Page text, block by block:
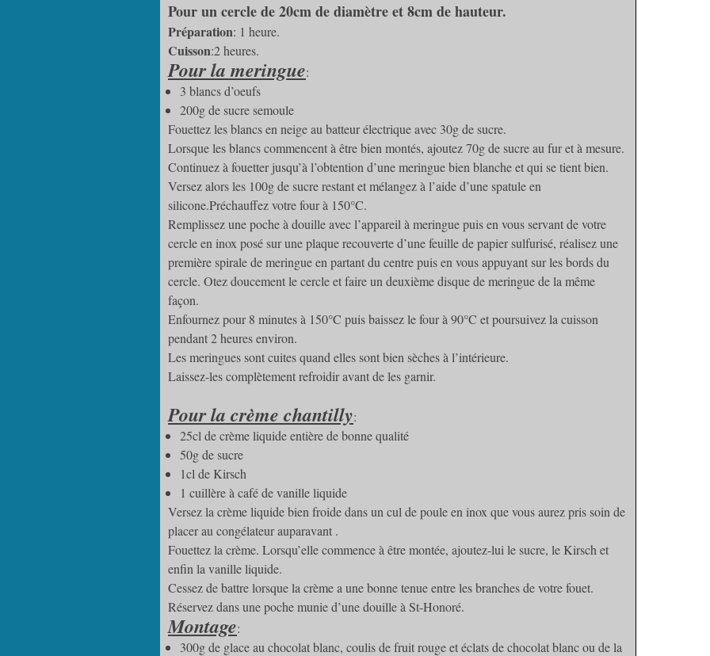
Pour un cercle de 20cm de diamètre et 8cm de hauteur.
Préparation: 1 heure.
Cuisson:2 heures.
Pour la meringue:
3 blancs d’oeufs
200g de sucre semoule
Fouettez les blancs en neige au batteur électrique avec 30g de sucre.
Lorsque les blancs commencent à être bien montés, ajoutez 70g de sucre au fur et à mesure.
Continuez à fouetter jusqu’à l’obtention d’une meringue bien blanche et qui se tient bien.
Versez alors les 100g de sucre restant et mélangez à l’aide d’une spatule en
silicone.Préchauffez votre four à 150°C.
Remplissez une poche à douille avec l’appareil à meringue puis en vous servant de votre
cercle en inox posé sur une plaque recouverte d’une feuille de papier sulfurisé, réalisez une
première spirale de meringue en partant du centre puis en vous appuyant sur les bords du
cercle. Otez doucement le cercle et faire un deuxième disque de meringue de la même
façon.
Enfournez pour 8 minutes à 150°C puis baissez le four à 90°C et poursuivez la cuisson
pendant 2 heures environ.
Les meringues sont cuites quand elles sont bien sèches à l’intérieure.
Laissez-les complètement refroidir avant de les garnir.
Pour la crème chantilly:
25cl de crème liquide entière de bonne qualité
50g de sucre
1cl de Kirsch
1 cuillère à café de vanille liquide
Versez la crème liquide bien froide dans un cul de poule en inox que vous aurez pris soin de
placer au congélateur auparavant .
Fouettez la crème. Lorsqu’elle commence à être montée, ajoutez-lui le sucre, le Kirsch et
enfin la vanille liquide.
Cessez de battre lorsque la crème a une bonne tenue entre les branches de votre fouet.
Réservez dans une poche munie d’une douille à St-Honoré.
Montage:
300g de glace au chocolat blanc, coulis de fruit rouge et éclats de chocolat blanc ou de la